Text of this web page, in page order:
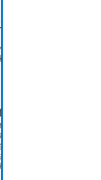
従業の地位別従業者
ス。 大仙市の統計「4-
業上の地位別従業者
移
ンサス。 平成11年、平
値は、合併前、合併後
の数値を合算してい
。平成11年、平成16
のみの数値。 大仙市の